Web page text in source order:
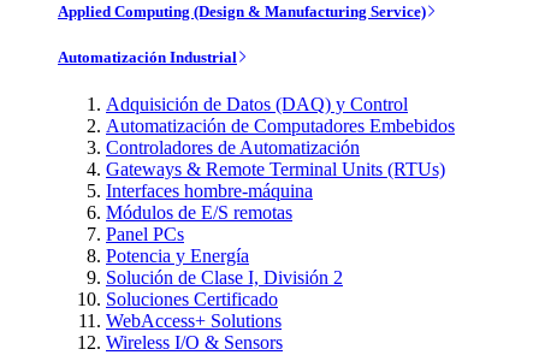
Applied Computing (Design & Manufacturing Service)
Automatización Industrial
Adquisición de Datos (DAQ) y Control
Automatización de Computadores Embebidos
Controladores de Automatización
Gateways & Remote Terminal Units (RTUs)
Interfaces hombre-máquina
Módulos de E/S remotas
Panel PCs
Potencia y Energía
Solución de Clase I, División 2
Soluciones Certificado
WebAccess+ Solutions
Wireless I/O & Sensors